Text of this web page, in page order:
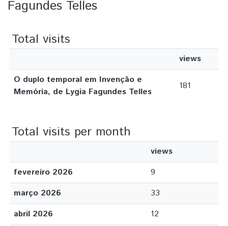
Fagundes Telles
Total visits
views
O duplo temporal em Invenção e
Memória, de Lygia Fagundes Telles
181
Total visits per month
views
fevereiro 2026
9
março 2026
33
abril 2026
12